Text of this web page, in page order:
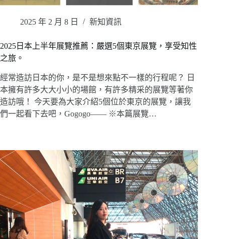
2025 年 2 月 8 日 新知資訊
2025日本上半年展覽推薦：嚴選5個東京展覽，享受知性
之旅。
經常造訪日本的你，是不是想來點不一樣的行程呢？ 日
本擁有許多大大小小的場館，有許多精采的展覽等著你
造訪哦！ 今天要為大家介紹5個位於東京的展覽，讓我
們一起看下去吧，Gogogo—— ※本篇展覽…